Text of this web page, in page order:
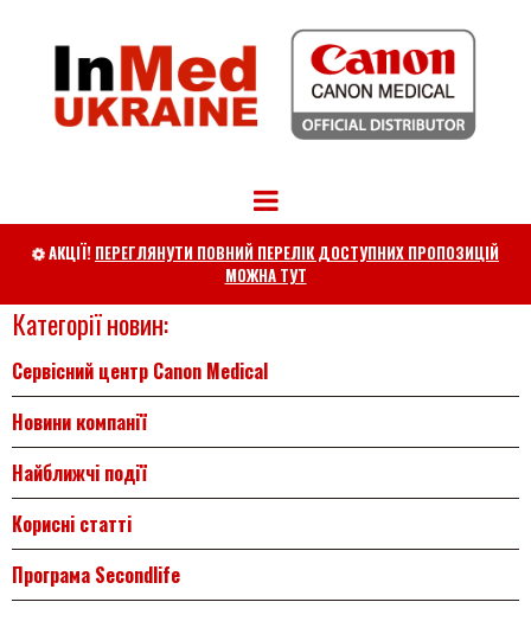
АКЦІЇ! ПЕРЕГЛЯНУТИ ПОВНИЙ ПЕРЕЛІК ДОСТУПНИХ ПРОПОЗИЦІЙ
МОЖНА ТУТ
Категорії новин:
Сервісний центр Canon Medical
Новини компанії
Найближчі події
Корисні статті
Програма Secondlife